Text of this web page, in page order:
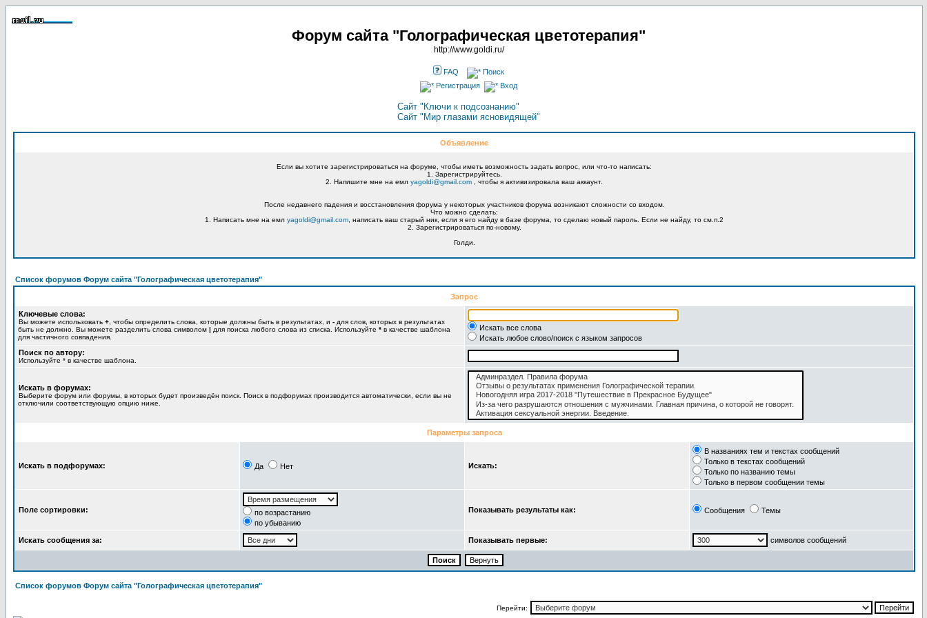
Форум сайта "Голографическая цветотерапия"
http://www.goldi.ru/
FAQ
Поиск
Регистрация
Вход
Сайт "Ключи к подсознанию"
Сайт "Мир глазами ясновидящей"
Объявление
Если вы хотите зарегистрироваться на форуме, чтобы иметь возможность задать вопрос, или что-то написать:
1. Зарегистрируйтесь.
2. Напишите мне на емл yagoldi@gmail.com , чтобы я активизировала ваш аккаунт.
После недавнего падения и восстановления форума у некоторых участников форума возникают сложности со входом.
Что можно сделать:
1. Написать мне на емл yagoldi@gmail.com , написать ваш старый ник, если я его найду в базе форума, то сделаю новый пароль. Если не найду, то см.п.2
2. Зарегистрироваться по-новому.
Голди.
Список форумов Форум сайта "Голографическая цветотерапия"
Запрос
Ключевые слова:
Вы можете использовать + , чтобы определить слова, которые должны быть в результатах, и - для слов, которых в результатах
быть не должно. Вы можете разделить слова символом | для поиска любого слова из списка. Используйте * в качестве шаблона
для частичного совпадения.
Искать все слова
Искать любое слово/поиск с языком запросов
Поиск по автору:
Используйте * в качестве шаблона.
Искать в форумах:
Выберите форум или форумы, в которых будет произведён поиск. Поиск в подфорумах производится автоматически, если вы не
отключили соответствующую опцию ниже.
Параметры запроса
Искать в подфорумах: Да Нет Искать:
В названиях тем и текстах сообщений
Только в текстах сообщений
Только по названию темы
Только в первом сообщении темы
Поле сортировки:
по возрастанию
по убыванию
Показывать результаты как: Сообщения Темы
Искать сообщения за: Показывать первые: символов сообщений
Список форумов Форум сайта "Голографическая цветотерапия"
Перейти: